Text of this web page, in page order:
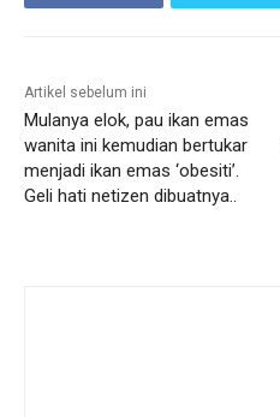
Artikel sebelum ini
Mulanya elok, pau ikan emas
wanita ini kemudian bertukar
menjadi ikan emas ‘obesiti’.
Geli hati netizen dibuatnya..